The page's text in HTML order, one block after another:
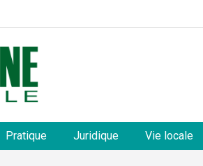
Pratique Juridique Vie locale